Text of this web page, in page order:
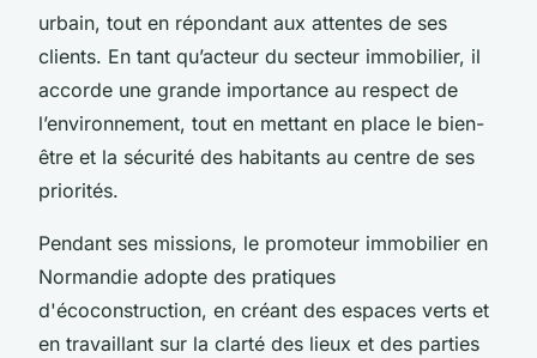
urbain, tout en répondant aux attentes de ses
clients. En tant qu’acteur du secteur immobilier, il
accorde une grande importance au respect de
l’environnement, tout en mettant en place le bien-
être et la sécurité des habitants au centre de ses
priorités.
Pendant ses missions, le promoteur immobilier en
Normandie adopte des pratiques
d'écoconstruction, en créant des espaces verts et
en travaillant sur la clarté des lieux et des parties